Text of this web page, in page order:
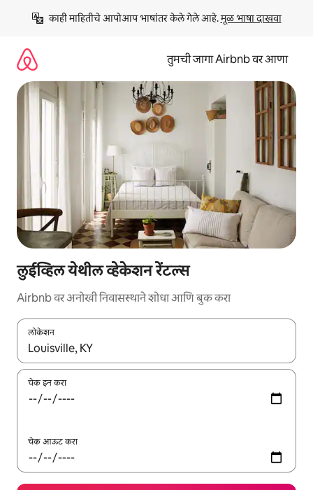
काही माहितीचे आपोआप भाषांतर केले गेले आहे. मूळ भाषा दाखवा
तुमची जागा Airbnb वर आणा
लुईव्हिल येथील व्हेकेशन रेंटल्स
Airbnb वर अनोखी निवासस्थाने शोधा आणि बुक करा
लोकेशन
जेव्हा परिणाम उपलब्ध असतील, तेव्हा वरच्या आणि खाली बाणांच्या किजसह
चेक इन करा
चेक आऊट करा